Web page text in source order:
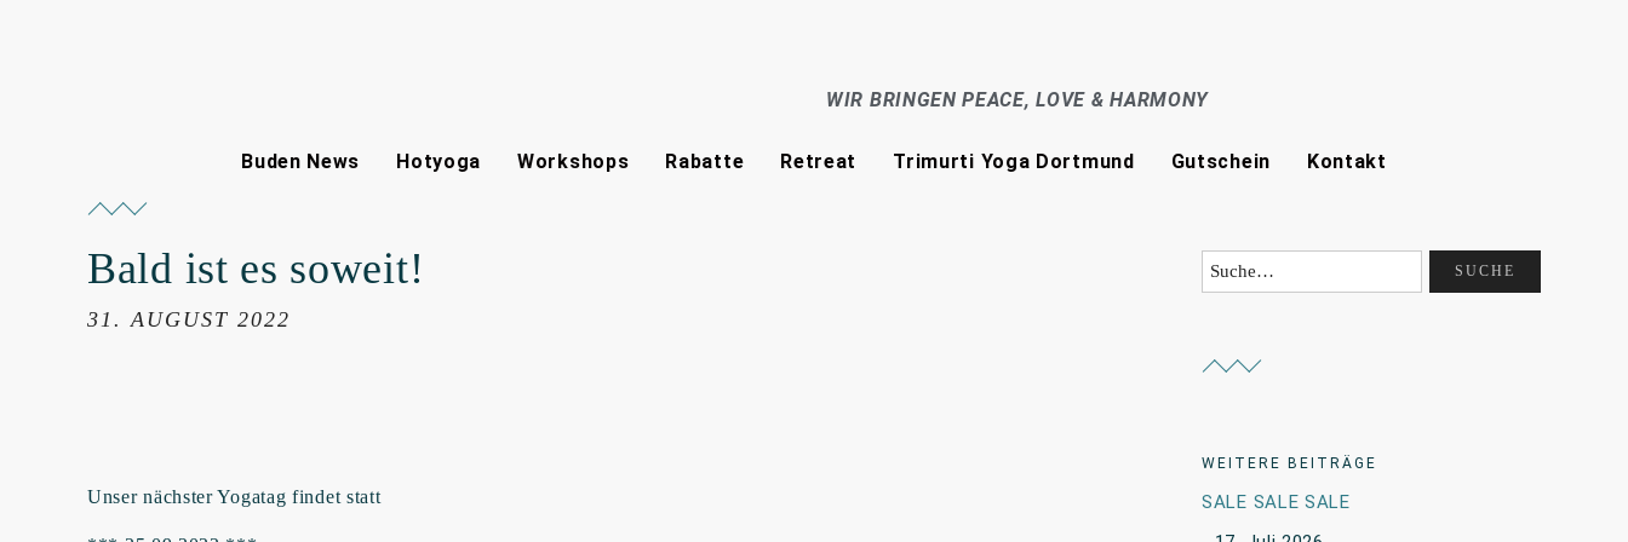
WIR BRINGEN PEACE, LOVE & HARMONY
Buden News Hotyoga Workshops Rabatte Retreat Trimurti Yoga Dortmund Gutschein Kontakt
Bald ist es soweit!
31. AUGUST 2022
Unser nächster Yogatag findet statt
WEITERE BEITRÄGE
SALE SALE SALE